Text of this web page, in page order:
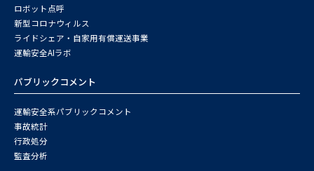
ロボット点呼
新型コロナウィルス
ライドシェア・自家用有償運送事業
運輸安全AIラボ
パブリックコメント
運輸安全系パブリックコメント
事故統計
行政処分
監査分析